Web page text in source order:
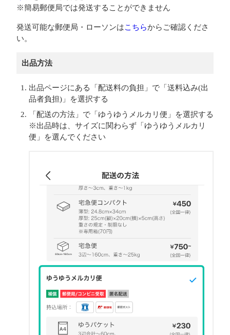
※簡易郵便局では発送することができません
発送可能な郵便局・ローソンはこちらからご確認くださ
い。
出品方法
出品ページにある「配送料の負担」で「送料込み(出
品者負担)」を選択する
「配送の方法」で「ゆうゆうメルカリ便」を選択する
※出品時は、サイズに関わらず「ゆうゆうメルカリ
便」を選んでください